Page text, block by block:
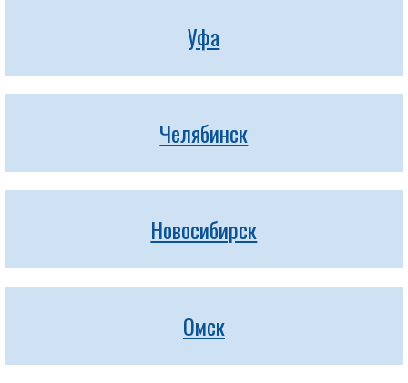
Уфа
Челябинск
Новосибирск
Омск